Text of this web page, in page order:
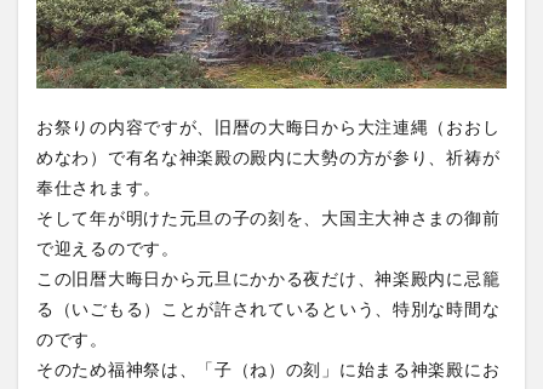
お祭りの内容ですが、旧暦の大晦日から大注連縄（おおし
めなわ）で有名な神楽殿の殿内に大勢の方が参り、祈祷が
奉仕されます。
そして年が明けた元旦の子の刻を、大国主大神さまの御前
で迎えるのです。
この旧暦大晦日から元旦にかかる夜だけ、神楽殿内に忌籠
る（いごもる）ことが許されているという、特別な時間な
のです。
そのため福神祭は、「子（ね）の刻」に始まる神楽殿にお